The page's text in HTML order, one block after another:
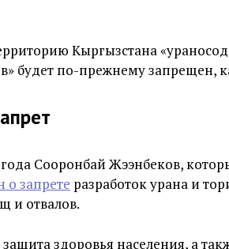
Кыргызстана
будет по-прежнему запрещен,
Сооронбай Жээнбеков,
о запрете разработок урана и
и отвалов.
здоровья населения, а